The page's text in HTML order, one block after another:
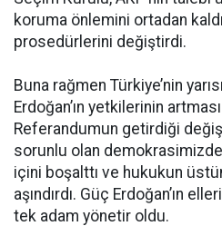
koruma önlemini ortadan
prosedürlerini değiştirdi.
Buna rağmen Türkiye’nin
Erdoğan’ın yetkilerinin
Referandumun getirdiği
sorunlu olan
içini boşalttı ve hukukun
aşındırdı. Güç Erdoğan’ın
tek adam yönetir oldu.